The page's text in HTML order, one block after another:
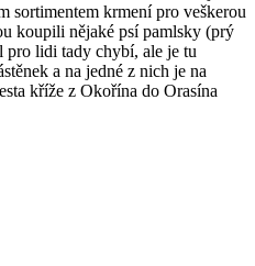
sortimentem krmení pro veškerou
koupili nějaké psí pamlsky (prý
pro lidi tady chybí, ale je tu
a na jedné z nich je na
kříže z Okořína do Orasína